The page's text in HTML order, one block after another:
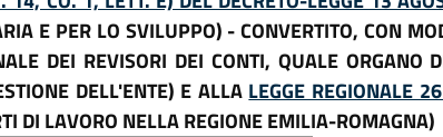
E PER LO SVILUPPO) - CONVERTITO, CON
DEI REVISORI DEI CONTI, QUALE ORGANO
DELL'ENTE) E ALLA LEGGE REGIONALE
DI LAVORO NELLA REGIONE EMILIA-ROMAGNA)